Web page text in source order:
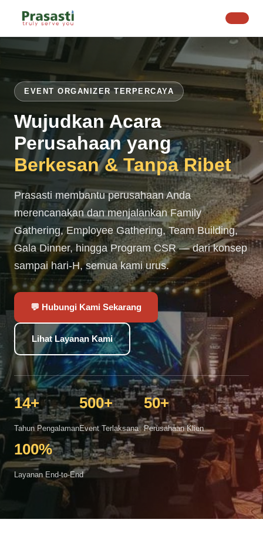
EVENT ORGANIZER TERPERCAYA
Wujudkan Acara
Perusahaan yang
Berkesan & Tanpa Ribet
Prasasti membantu perusahaan Anda
merencanakan dan menjalankan Family
Gathering, Employee Gathering, Team Building,
Gala Dinner, hingga Program CSR — dari konsep
sampai hari-H, semua kami urus.
💬 Hubungi Kami Sekarang
Lihat Layanan Kami
14+
Tahun Pengalaman
500+
Event Terlaksana
50+
Perusahaan Klien
100%
Layanan End-to-End